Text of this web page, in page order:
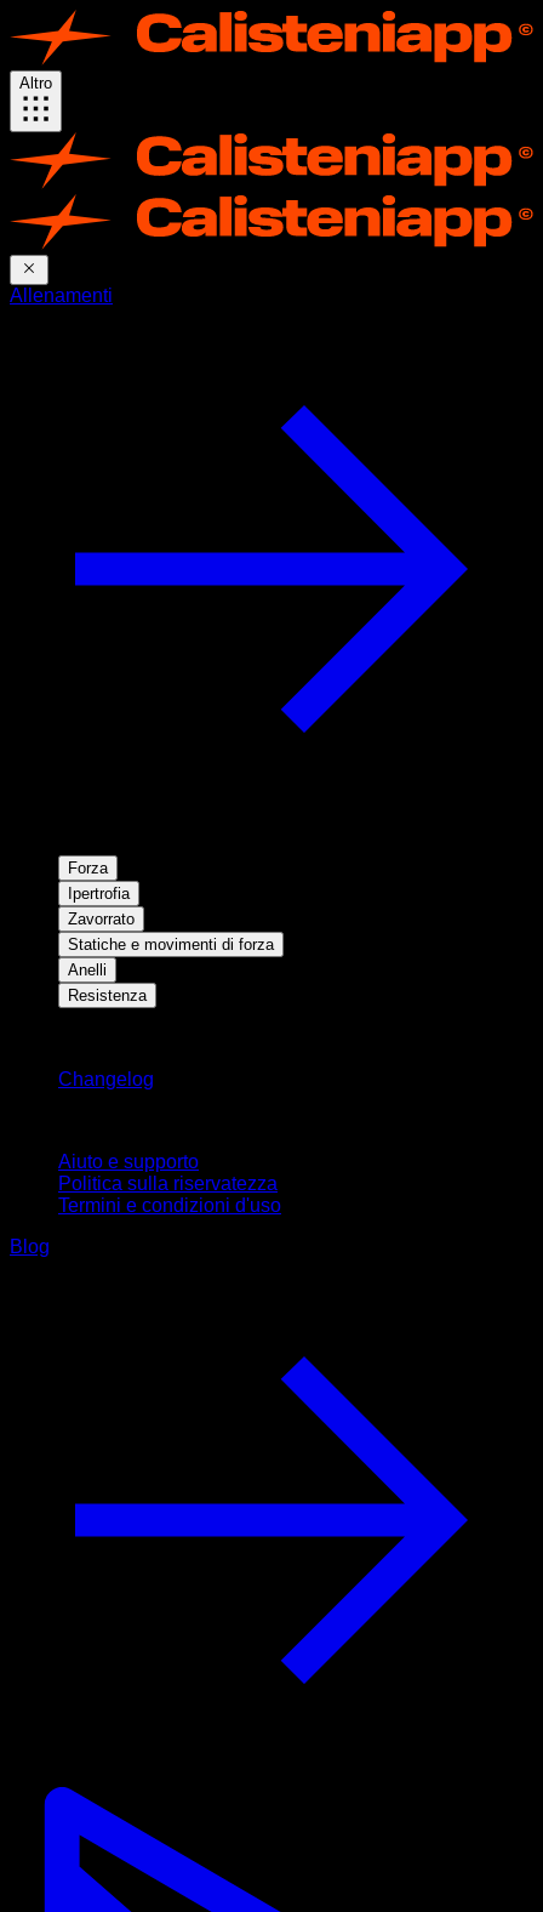
Altro
Allenamenti
Forza
Ipertrofia
Zavorrato
Statiche e movimenti di forza
Anelli
Resistenza
Changelog
Aiuto e supporto
Politica sulla riservatezza
Termini e condizioni d'uso
Blog